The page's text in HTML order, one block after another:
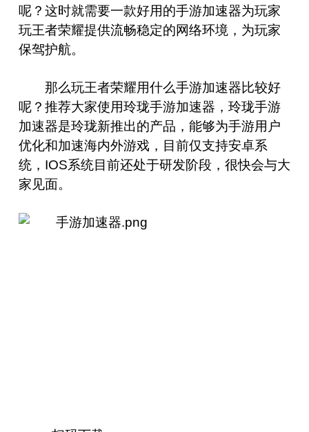
呢？这时就需要一款好用的手游加速器为玩家
玩王者荣耀提供流畅稳定的网络环境，为玩家
保驾护航。
那么玩王者荣耀用什么手游加速器比较好
呢？推荐大家使用玲珑手游加速器，玲珑手游
加速器是玲珑新推出的产品，能够为手游用户
优化和加速海内外游戏，目前仅支持安卓系
统，IOS系统目前还处于研发阶段，很快会与大
家见面。